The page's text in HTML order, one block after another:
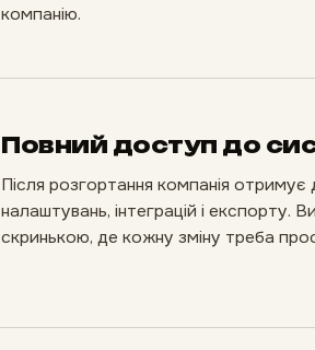
компанію.
Повний доступ до
Після розгортання компанія
налаштувань, інтеграцій і експорту.
скринькою, де кожну зміну треба